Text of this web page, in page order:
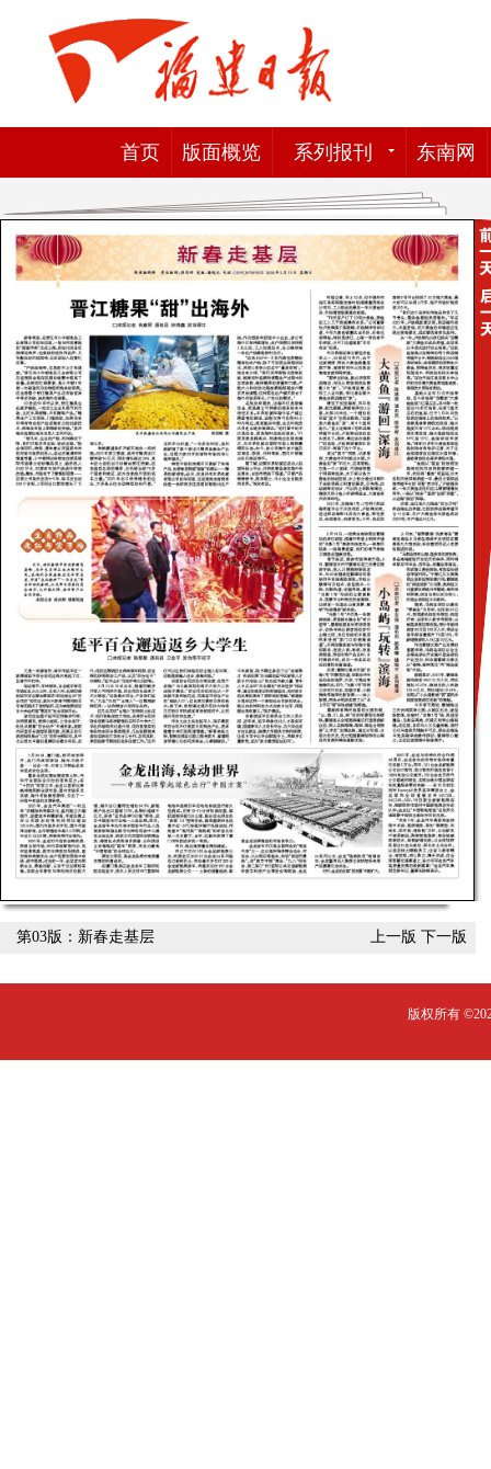
首页 版面概览 系列报刊 东南网
第03版：新春走基层 上一版 下一版
版权所有